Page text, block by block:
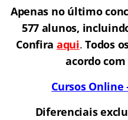
Apenas no último
577 alunos,
Confira aqui.Todos
acordo
Cursos Online
Diferenciais